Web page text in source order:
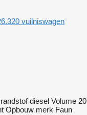
vuilniswagen
diesel Volume 20
Opbouw merk Faun